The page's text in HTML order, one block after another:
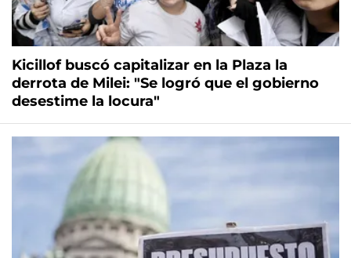
Kicillof buscó capitalizar en la Plaza la
derrota de Milei: "Se logró que el gobierno
desestime la locura"